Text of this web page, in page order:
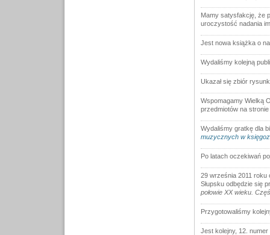
Mamy satysfakcję, że
uroczystość nadania
Jest nowa książka o
Wydaliśmy kolejną
Ukazał się zbiór
Wspomagamy Wielką
przedmiotów na stronie
Wydaliśmy gratkę dla
muzycznych w
Po latach oczekiwań
29 września 2011 roku
Słupsku odbędzie się
połowie XX wieku.
Przygotowaliśmy
Jest kolejny, 12.